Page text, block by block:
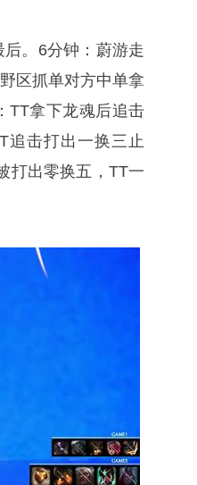
。6分钟：蔚游走
区抓单对方中单拿
TT拿下龙魂后追击
追击打出一换三止
打出零换五，TT一